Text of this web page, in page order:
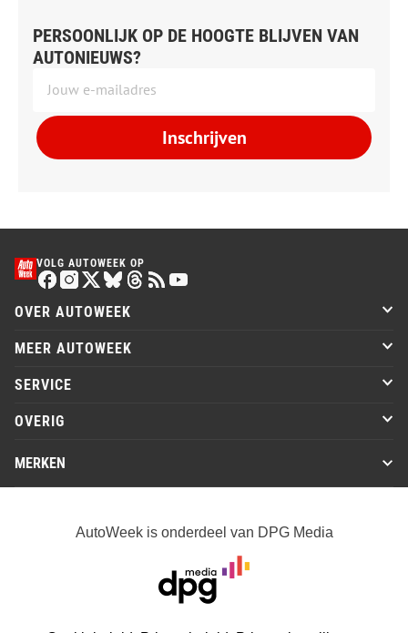
PERSOONLIJK OP DE HOOGTE BLIJVEN VAN
AUTONIEUWS?
Inschrijven
VOLG AUTOWEEK OP
OVER AUTOWEEK
MEER AUTOWEEK
SERVICE
OVERIG
MERKEN
AutoWeek is onderdeel van DPG Media